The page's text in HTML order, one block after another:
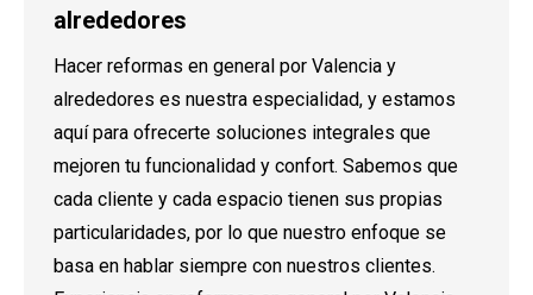
alrededores
Hacer reformas en general por Valencia y
alrededores es nuestra especialidad, y estamos
aquí para ofrecerte soluciones integrales que
mejoren tu funcionalidad y confort. Sabemos que
cada cliente y cada espacio tienen sus propias
particularidades, por lo que nuestro enfoque se
basa en hablar siempre con nuestros clientes.